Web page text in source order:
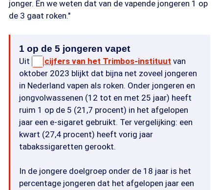
jonger. En we weten dat van de vapende jongeren 1 op
de 3 gaat roken."
1 op de 5 jongeren vapet
Uit cijfers van het Trimbos-instituut van
oktober 2023 blijkt dat bijna net zoveel jongeren
in Nederland vapen als roken. Onder jongeren en
jongvolwassenen (12 tot en met 25 jaar) heeft
ruim 1 op de 5 (21,7 procent) in het afgelopen
jaar een e-sigaret gebruikt. Ter vergelijking: een
kwart (27,4 procent) heeft vorig jaar
tabakssigaretten gerookt.
In de jongere doelgroep onder de 18 jaar is het
percentage jongeren dat het afgelopen jaar een